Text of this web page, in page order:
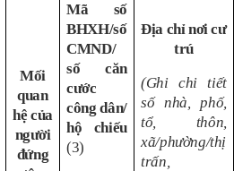
Mối
quan
hệ của
người
đứng
Mã số
BHXH/số
CMND/
số căn
cước
công dân/
hộ chiếu
(3)
Địa chỉ nơi cư
trú
(Ghi chi tiết
số nhà, phố,
tổ, thôn,
xã/phường/thị
trấn,